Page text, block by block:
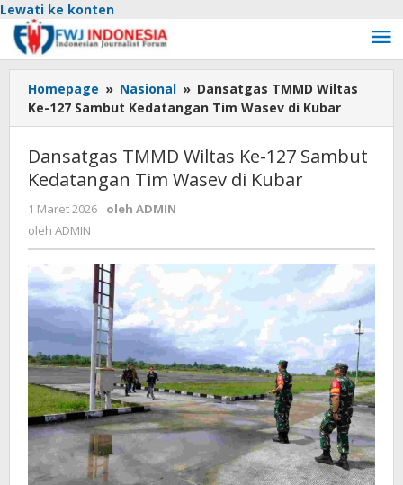
Lewati ke konten
Homepage » Nasional » Dansatgas TMMD Wiltas
Ke-127 Sambut Kedatangan Tim Wasev di Kubar
Dansatgas TMMD Wiltas Ke-127 Sambut
Kedatangan Tim Wasev di Kubar
1 Maret 2026 oleh ADMIN
oleh ADMIN